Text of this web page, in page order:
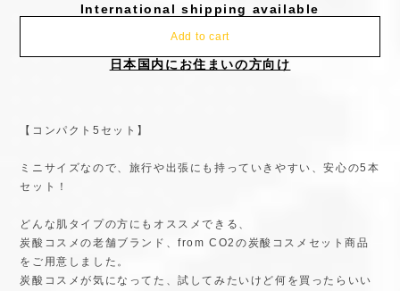
International shipping available
Add to cart
日本国内にお住まいの方向け
【コンパクト5セット】
ミニサイズなので、旅行や出張にも持っていきやすい、安心の5本
セット！
どんな肌タイプの方にもオススメできる、
炭酸コスメの老舗ブランド、from CO2の炭酸コスメセット商品
をご用意しました。
炭酸コスメが気になってた、試してみたいけど何を買ったらいい